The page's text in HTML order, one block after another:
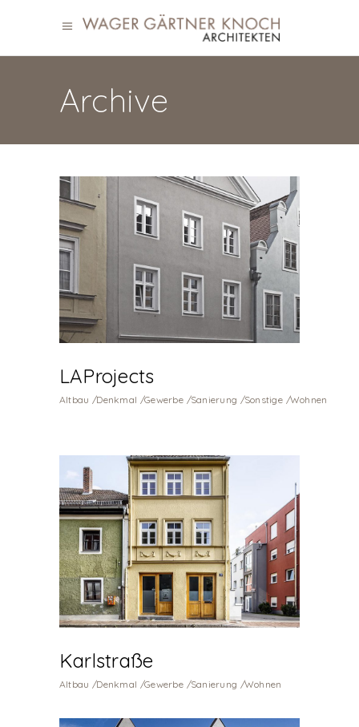
Archive
LAProjects
Altbau Denkmal Gewerbe Sanierung Sonstige Wohnen
Karlstraße
Altbau Denkmal Gewerbe Sanierung Wohnen